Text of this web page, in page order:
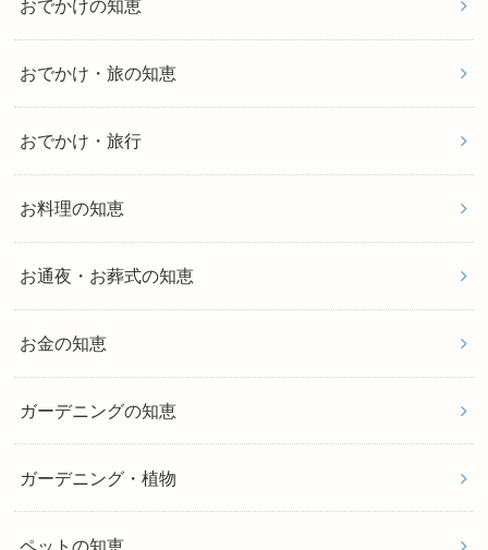
おでかけの知恵
おでかけ・旅の知恵
おでかけ・旅行
お料理の知恵
お通夜・お葬式の知恵
お金の知恵
ガーデニングの知恵
ガーデニング・植物
ペットの知恵